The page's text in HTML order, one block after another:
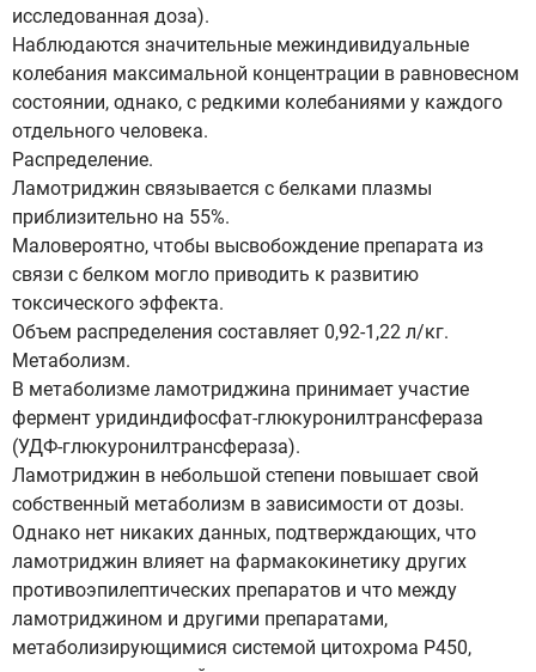
исследованная доза).
Наблюдаются значительные межиндивидуальные
колебания максимальной концентрации в равновесном
состоянии, однако, с редкими колебаниями у каждого
отдельного человека.
Распределение.
Ламотриджин связывается с белками плазмы
приблизительно на 55%.
Маловероятно, чтобы высвобождение препарата из
связи с белком могло приводить к развитию
токсического эффекта.
Объем распределения составляет 0,92-1,22 л/кг.
Метаболизм.
В метаболизме ламотриджина принимает участие
фермент уридиндифосфат-глюкуронилтрансфераза
(УДФ-глюкуронилтрансфераза).
Ламотриджин в небольшой степени повышает свой
собственный метаболизм в зависимости от дозы.
Однако нет никаких данных, подтверждающих, что
ламотриджин влияет на фармакокинетику других
противоэпилептических препаратов и что между
ламотриджином и другими препаратами,
метаболизирующимися системой цитохрома Р450,